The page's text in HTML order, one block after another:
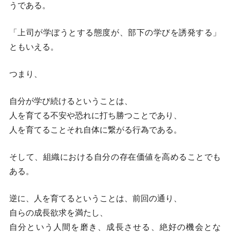
うである。
「上司が学ぼうとする態度が、部下の学びを誘発する」
ともいえる。
つまり、
自分が学び続けるということは、
人を育てる不安や恐れに打ち勝つことであり、
人を育てることそれ自体に繋がる行為である。
そして、組織における自分の存在価値を高めることでも
ある。
逆に、人を育てるということは、前回の通り、
自らの成長欲求を満たし、
自分という人間を磨き、成長させる、絶好の機会とな